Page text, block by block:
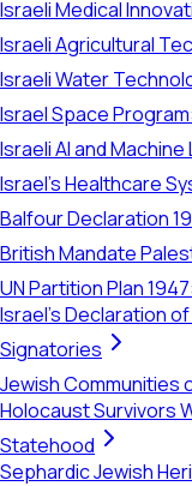
Israeli Medical
Israeli Agricultural
Israeli Water
Israel Space
Israeli AI and
Israel's Healthcare
Balfour Declaration
British Mandate
UN Partition Plan
Israel's Declaration
Signatories
Jewish Communities
Holocaust Survivors
Statehood
Sephardic Jewish